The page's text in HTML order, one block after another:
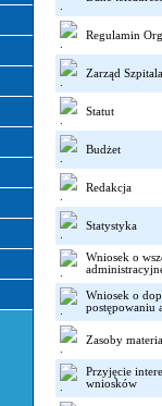
Regulamin
Zarząd Szpitala
Statut
Budżet
Redakcja
Statystyka
Wniosek o
Wniosek o
postępowaniu
Zasoby
Przyjęcie
wniosków